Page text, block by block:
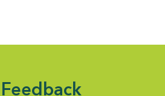
Feedback